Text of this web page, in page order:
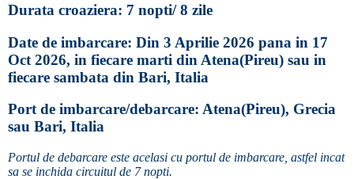
Durata croaziera: 7 nopti/ 8 zile
Date de imbarcare: Din 3 Aprilie 2026 pana in 17
Oct 2026, in fiecare marti din Atena(Pireu) sau in
fiecare sambata din Bari, Italia
Port de imbarcare/debarcare: Atena(Pireu), Grecia
sau Bari, Italia
Portul de debarcare este acelasi cu portul de imbarcare, astfel incat
sa se inchida circuitul de 7 nopti.